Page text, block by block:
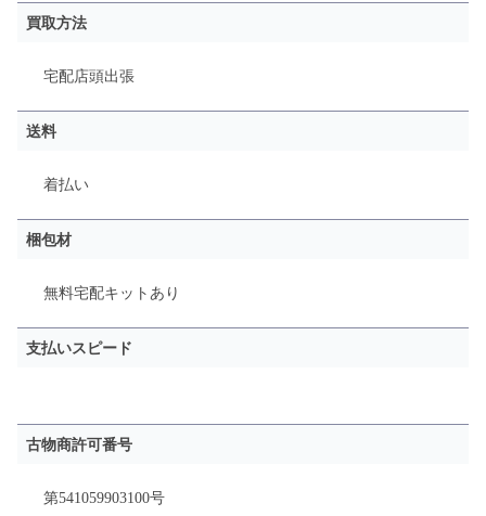
買取方法
宅配店頭出張
送料
着払い
梱包材
無料宅配キットあり
支払いスピード
古物商許可番号
第541059903100号